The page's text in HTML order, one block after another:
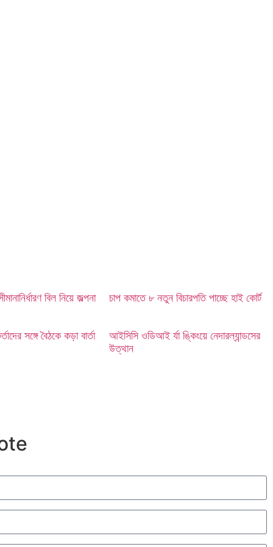
বিল নিয়ে জল্পনা চাপ কমাতে ৮ নতুন বিচারপতি পাচ্ছে হাই কোর্ট
সঙ্গে বৈঠকে কড়া বার্তা
আইসিসি ওডিআই র্যা ঙ্কিংয়ে নেদারল্যান্ডসের
উত্থান